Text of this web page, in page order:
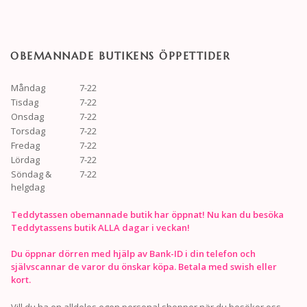
OBEMANNADE BUTIKENS ÖPPETTIDER
Måndag
7-22
Tisdag
7-22
Onsdag
7-22
Torsdag
7-22
Fredag
7-22
Lördag
7-22
Söndag &
helgdag
7-22
Teddytassen obemannade butik har öppnat! Nu kan du besöka
Teddytassens butik ALLA dagar i veckan!
Du öppnar dörren med hjälp av Bank-ID i din telefon och
självscannar de varor du önskar köpa. Betala med swish eller
kort.